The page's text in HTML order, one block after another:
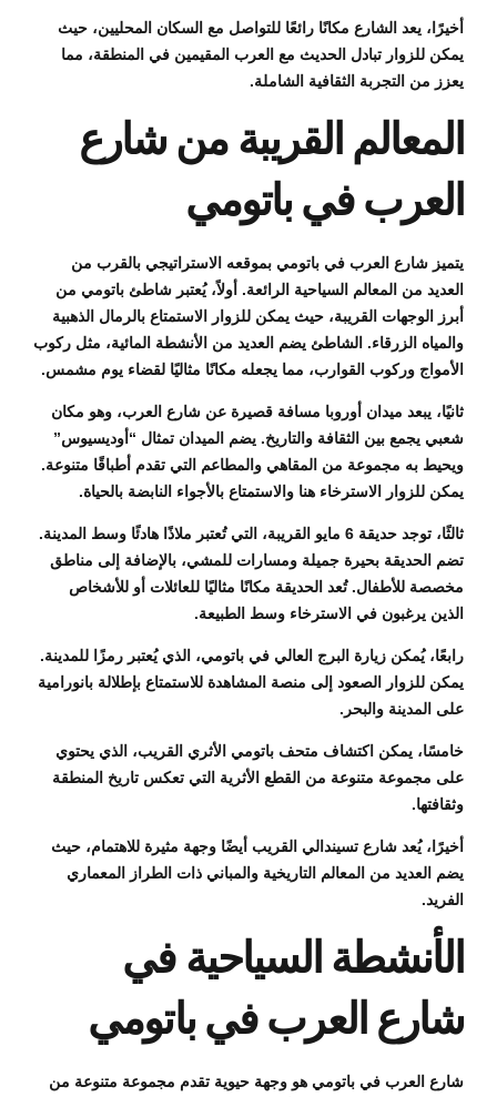
أخيرًا، يعد الشارع مكانًا رائعًا للتواصل مع السكان المحليين، حيث
يمكن للزوار تبادل الحديث مع العرب المقيمين في المنطقة، مما
يعزز من التجربة الثقافية الشاملة.
المعالم القريبة من شارع
العرب في باتومي
يتميز شارع العرب في باتومي بموقعه الاستراتيجي بالقرب من
العديد من المعالم السياحية الرائعة. أولاً، يُعتبر شاطئ باتومي من
أبرز الوجهات القريبة، حيث يمكن للزوار الاستمتاع بالرمال الذهبية
والمياه الزرقاء. الشاطئ يضم العديد من الأنشطة المائية، مثل ركوب
الأمواج وركوب القوارب، مما يجعله مكانًا مثاليًا لقضاء يوم مشمس.
ثانيًا، يبعد ميدان أوروبا مسافة قصيرة عن شارع العرب، وهو مكان
شعبي يجمع بين الثقافة والتاريخ. يضم الميدان تمثال “أوديسيوس”
ويحيط به مجموعة من المقاهي والمطاعم التي تقدم أطباقًا متنوعة.
يمكن للزوار الاسترخاء هنا والاستمتاع بالأجواء النابضة بالحياة.
ثالثًا، توجد حديقة 6 مايو القريبة، التي تُعتبر ملاذًا هادئًا وسط المدينة.
تضم الحديقة بحيرة جميلة ومسارات للمشي، بالإضافة إلى مناطق
مخصصة للأطفال. تُعد الحديقة مكانًا مثاليًا للعائلات أو للأشخاص
الذين يرغبون في الاسترخاء وسط الطبيعة.
رابعًا، يُمكن زيارة البرج العالي في باتومي، الذي يُعتبر رمزًا للمدينة.
يمكن للزوار الصعود إلى منصة المشاهدة للاستمتاع بإطلالة بانورامية
على المدينة والبحر.
خامسًا، يمكن اكتشاف متحف باتومي الأثري القريب، الذي يحتوي
على مجموعة متنوعة من القطع الأثرية التي تعكس تاريخ المنطقة
وثقافتها.
أخيرًا، يُعد شارع تسيندالي القريب أيضًا وجهة مثيرة للاهتمام، حيث
يضم العديد من المعالم التاريخية والمباني ذات الطراز المعماري
الفريد.
الأنشطة السياحية في
شارع العرب في باتومي
شارع العرب في باتومي هو وجهة حيوية تقدم مجموعة متنوعة من